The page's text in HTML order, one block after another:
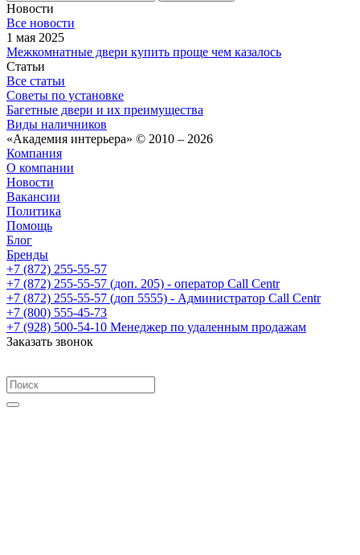
Новости
Все новости
1 мая 2025
Межкомнатные двери купить проще чем казалось
Статьи
Все статьи
Советы по установке
Багетные двери и их преимущества
Виды наличников
«Академия интерьера» © 2010 – 2026
Компания
О компании
Новости
Вакансии
Политика
Помощь
Блог
Бренды
+7 (872) 255-55-57
+7 (872) 255-55-57 (доп. 205) - оператор Call Centr
+7 (872) 255-55-57 (доп 5555) - Администратор Call Centr
+7 (800) 555-45-73
+7 (928) 500-54-10 Менеджер по удаленным продажам
Заказать звонок